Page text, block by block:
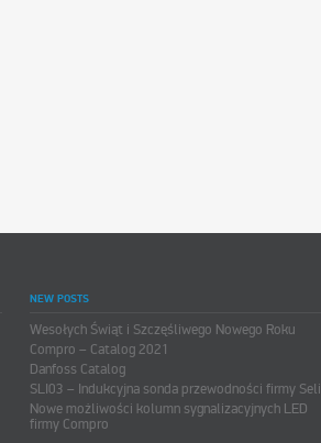
NEW POSTS
Wesołych Świąt i Szczęśliwego Nowego Roku
Compro – Catalog 2021
Danfoss Catalog
SLI03 – Indukcyjna sonda przewodności firmy Seli
Nowe możliwości kolumn sygnalizacyjnych LED
firmy Compro